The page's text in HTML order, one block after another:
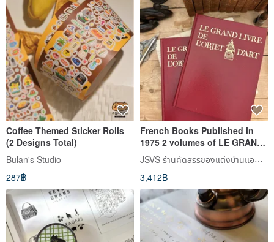
Coffee Themed Sticker Rolls
(2 Designs Total)
Bulan's Studio
287฿
French Books Published in
1975 2 volumes of LE GRAND
LIVRE DE LOBJET DART
JSVS ร้านคัดสรรของแต่งบ้านแอนทีค
3,412฿